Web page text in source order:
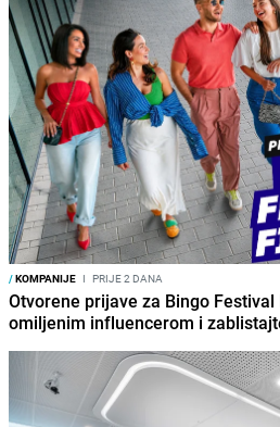
/KOMPANIJE I PRIJE 2 DANA
Otvorene prijave za Bingo
omiljenim influencerom i